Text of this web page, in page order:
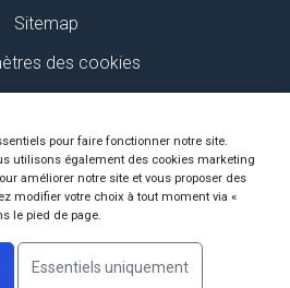
Sitemap
des cookies
sur Social Media
- Tous les droits sont réservés
pour faire fonctionner notre site.
utilisons également des cookies marketing
améliorer notre site et vous proposer des
modifier votre choix à tout moment via «
le pied de page.
Essentiels uniquement